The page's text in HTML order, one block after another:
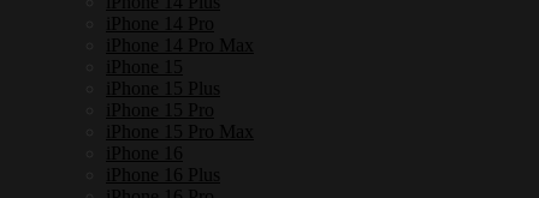
iPhone 14 Pro
iPhone 14 Pro Max
iPhone 15
iPhone 15 Plus
iPhone 15 Pro
iPhone 15 Pro Max
iPhone 16
iPhone 16 Plus